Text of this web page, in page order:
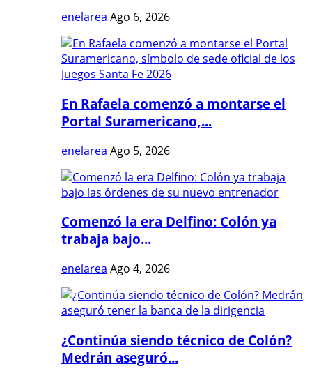
enelarea Ago 6, 2026
En Rafaela comenzó a montarse el
Portal Suramericano,...
enelarea Ago 5, 2026
Comenzó la era Delfino: Colón ya
trabaja bajo...
enelarea Ago 4, 2026
¿Continúa siendo técnico de Colón?
Medrán aseguró...